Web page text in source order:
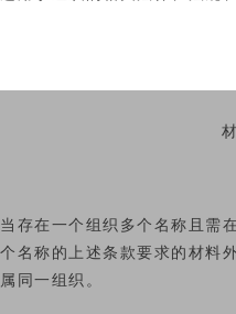
当存在一个组织多个名称且需
个名称的上述条款要求的材料
属同一组织。